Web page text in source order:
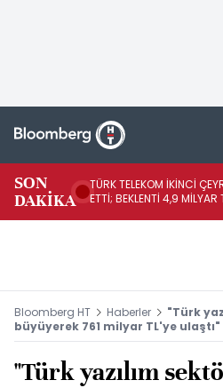
SON
DAKİKA
TÜRK TELEKOM İKİNCİ
ETTİ; BEKLENTİ 4,9 MİLYAR
Bloomberg HT Haberler
"Türk
büyüyerek 761 milyar TL'ye ulaştı"
"Türk yazılım